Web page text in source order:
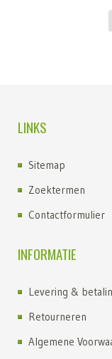
LINKS
Sitemap
Zoektermen
Contactformulier
INFORMATIE
Levering &
Retourneren
Algemene